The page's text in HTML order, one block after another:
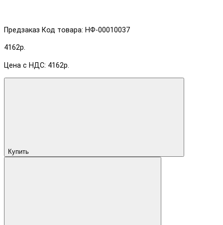
Предзаказ Код товара: НФ-00010037
4162р.
Цена с НДС: 4162р.
Купить